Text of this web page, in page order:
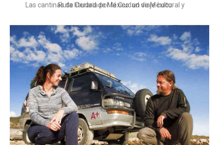
Ruta literaria por la Ciudad de México